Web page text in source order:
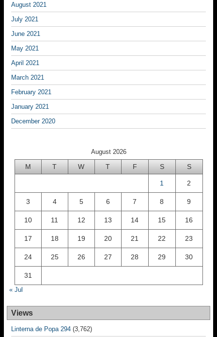
August 2021
July 2021
June 2021
May 2021
April 2021
March 2021
February 2021
January 2021
December 2020
August 2026
M T W T F S S
1 2
3 4 5 6 7 8 9
10 11 12 13 14 15 16
17 18 19 20 21 22 23
24 25 26 27 28 29 30
31
« Jul
Views
Linterna de Popa 294 (3,762)